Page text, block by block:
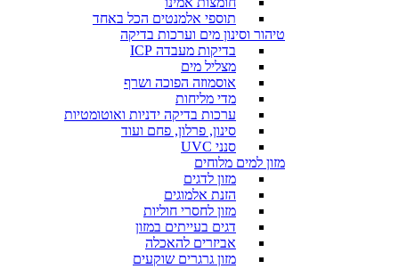
תוספי אלמנטים הכל באחד
טיהור וסינון מים וערכות בדיקה
בדיקות מעבדה ICP
מצליל מים
אוסמוזה הפוכה ושרף
מדי מליחות
ערכות בדיקה ידניות ואוטומטיות
סינון, פרלון, פחם ועוד
סנני UVC
מזון למים מלוחים
מזון לדגים
הזנת אלמוגים
מזון לחסרי חוליות
דגים בעייתים במזון
אביזרים להאכלה
מזון גרגרים שוקעים